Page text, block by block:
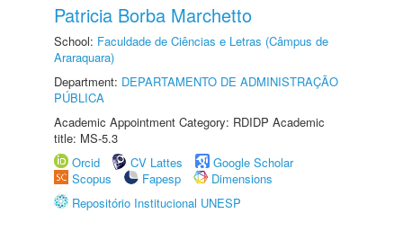
Patricia Borba Marchetto
School: Faculdade de Ciências e Letras (Câmpus de
Araraquara)
Department: DEPARTAMENTO DE ADMINISTRAÇÃO
PÚBLICA
Academic Appointment Category: RDIDP Academic
title: MS-5.3
Orcid
CV Lattes
Google Scholar
Scopus
Fapesp
Dimensions
Repositório Institucional UNESP